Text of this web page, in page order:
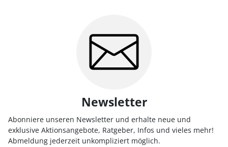
Newsletter
Abonniere unseren Newsletter und erhalte neue und
exklusive Aktionsangebote, Ratgeber, Infos und vieles mehr!
Abmeldung jederzeit unkompliziert möglich.